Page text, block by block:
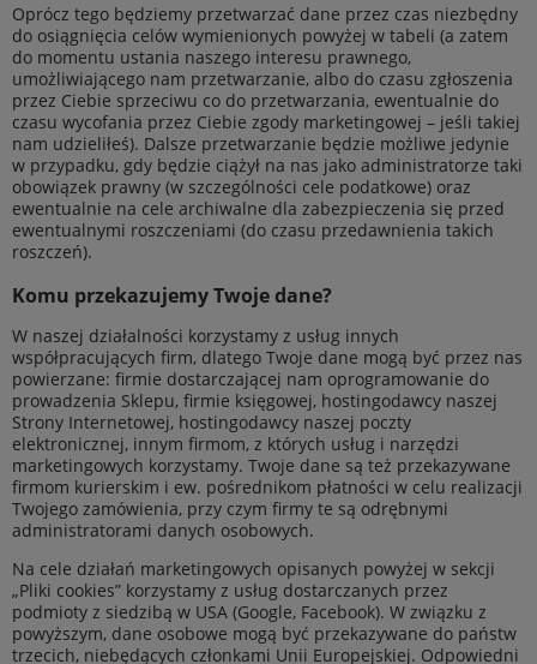
Oprócz tego będziemy przetwarzać dane przez czas niezbędny
do osiągnięcia celów wymienionych powyżej w tabeli (a zatem
do momentu ustania naszego interesu prawnego,
umożliwiającego nam przetwarzanie, albo do czasu zgłoszenia
przez Ciebie sprzeciwu co do przetwarzania, ewentualnie do
czasu wycofania przez Ciebie zgody marketingowej – jeśli takiej
nam udzieliłeś). Dalsze przetwarzanie będzie możliwe jedynie
w przypadku, gdy będzie ciążył na nas jako administratorze taki
obowiązek prawny (w szczególności cele podatkowe) oraz
ewentualnie na cele archiwalne dla zabezpieczenia się przed
ewentualnymi roszczeniami (do czasu przedawnienia takich
roszczeń).
Komu przekazujemy Twoje dane?
W naszej działalności korzystamy z usług innych
współpracujących firm, dlatego Twoje dane mogą być przez nas
powierzane: firmie dostarczającej nam oprogramowanie do
prowadzenia Sklepu, firmie księgowej, hostingodawcy naszej
Strony Internetowej, hostingodawcy naszej poczty
elektronicznej, innym firmom, z których usług i narzędzi
marketingowych korzystamy. Twoje dane są też przekazywane
firmom kurierskim i ew. pośrednikom płatności w celu realizacji
Twojego zamówienia, przy czym firmy te są odrębnymi
administratorami danych osobowych.
Na cele działań marketingowych opisanych powyżej w sekcji
„Pliki cookies” korzystamy z usług dostarczanych przez
podmioty z siedzibą w USA (Google, Facebook). W związku z
powyższym, dane osobowe mogą być przekazywane do państw
trzecich, niebędących członkami Unii Europejskiej. Odpowiedni